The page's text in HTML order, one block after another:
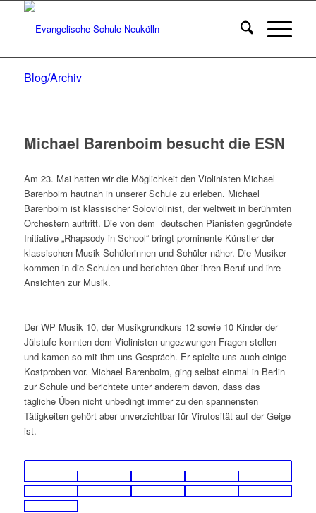
Blog/Archiv
Michael Barenboim besucht die ESN
Am 23. Mai hatten wir die Möglichkeit den Violinisten Michael
Barenboim hautnah in unserer Schule zu erleben. Michael
Barenboim ist klassischer Soloviolinist, der weltweit in berühmten
Orchestern auftritt. Die von dem deutschen Pianisten gegründete
Initiative „Rhapsody in School“ bringt prominente Künstler der
klassischen Musik Schülerinnen und Schüler näher. Die Musiker
kommen in die Schulen und berichten über ihren Beruf und ihre
Ansichten zur Musik.
Der WP Musik 10, der Musikgrundkurs 12 sowie 10 Kinder der
Jülstufe konnten dem Violinisten ungezwungen Fragen stellen
und kamen so mit ihm uns Gespräch. Er spielte uns auch einige
Kostproben vor. Michael Barenboim, ging selbst einmal in Berlin
zur Schule und berichtete unter anderem davon, dass das
tägliche Üben nicht unbedingt immer zu den spannensten
Tätigkeiten gehört aber unverzichtbar für Virutosität auf der Geige
ist.